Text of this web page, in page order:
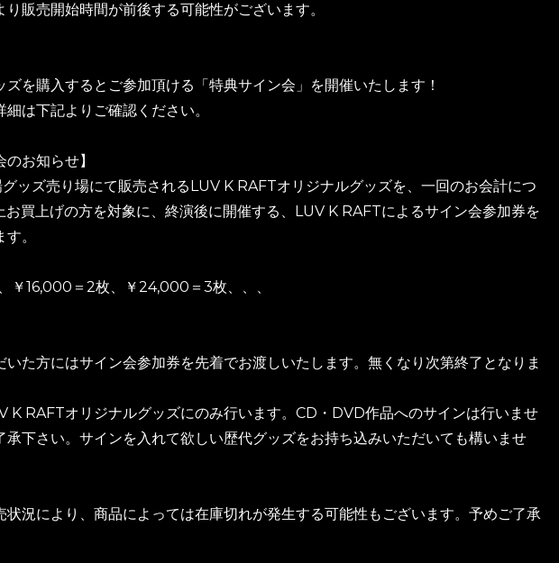
販売開始時間が前後する可能性がございます。
ズを購入するとご参加頂ける「特典サイン会」を開催いたします！
は下記よりご確認ください。
のお知らせ】
ッズ売り場にて販売されるLUV K RAFTオリジナルグッズを、一回のお会計につ
買上げの方を対象に、終演後に開催する、LUV K RAFTによるサイン会参加券を
。
￥16,000＝2枚、￥24,000＝3枚、、、
た方にはサイン会参加券を先着でお渡しいたします。無くなり次第終了となりま
K RAFTオリジナルグッズにのみ行います。CD・DVD作品へのサインは行いませ
承下さい。サインを入れて欲しい歴代グッズをお持ち込みいただいても構いませ
状況により、商品によっては在庫切れが発生する可能性もございます。予めご了承